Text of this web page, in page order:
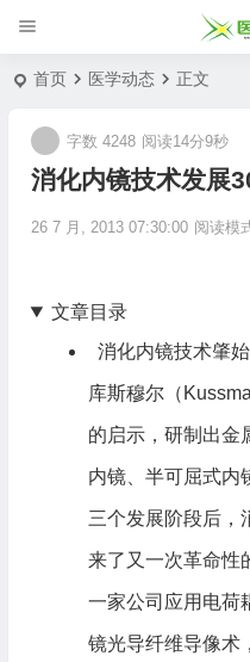
首页 医学动态 正文
消化内镜技术发展
26 7 月, 2013 07:30:00
字数 4248 阅读14分9秒
阅读模
文章目录
消化内镜技术肇
库斯穆尔（
的启示，研制出金
内镜、半可屈式内
三个发展阶段后，
来了又一次革命性
一家公司应用电荷
镜光导纤维导像术